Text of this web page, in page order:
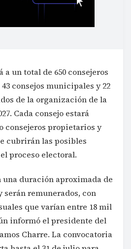
a un total de 650 consejeros
consejos municipales y 22
de la organización de la
Cada consejo estará
consejeros propietarios y
cubrirán las posibles
proceso electoral.
una duración aproximada de
serán remunerados, con
que varían entre 18 mil
informó el presidente del
Charre. La convocatoria